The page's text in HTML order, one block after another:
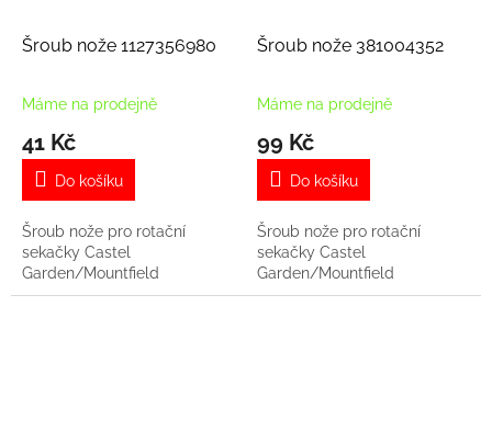
Šroub nože 1127356980
Máme na prodejně
41 Kč
Do košíku
Šroub nože pro rotační
sekačky Castel
Garden/Mountfield
Šroub nože 381004352
Máme na prodejně
99 Kč
Do košíku
Šroub nože pro rotační
sekačky Castel
Garden/Mountfield